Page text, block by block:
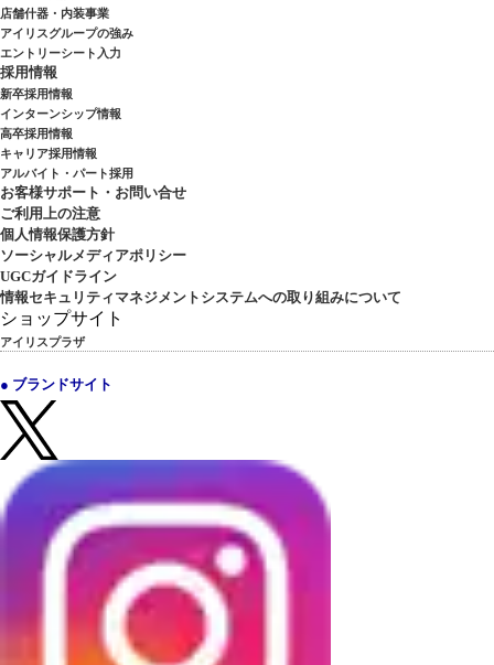
店舗什器・内装事業
アイリスグループの強み
エントリーシート入力
採用情報
新卒採用情報
インターンシップ情報
高卒採用情報
キャリア採用情報
アルバイト・パート採用
お客様サポート・お問い合せ
ご利用上の注意
個人情報保護方針
ソーシャルメディアポリシー
UGCガイドライン
情報セキュリティマネジメントシステムへの取り組みについて
ショップサイト
アイリスプラザ
● ブランドサイト